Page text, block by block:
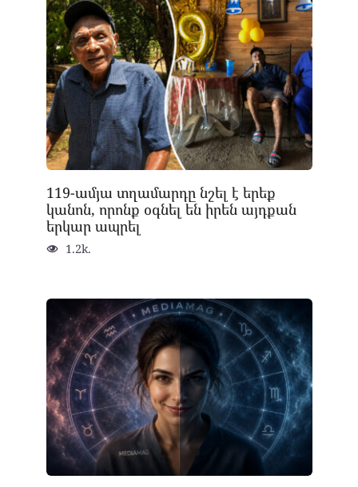
119-ամյա տղամարդը նշել է երեք
կանոն, որոնք օգնել են իրեն այդքան
երկար ապրել
1.2k.